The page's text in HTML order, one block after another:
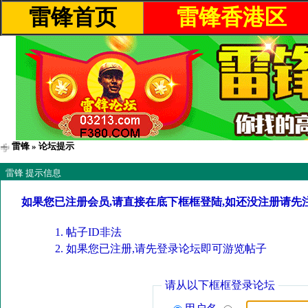
雷锋首页 雷锋香港区
雷锋 » 论坛提示
雷锋 提示信息
如果您已注册会员,请直接在底下框框登陆,如还没注册请先
帖子ID非法
如果您已注册,请先登录论坛即可游览帖子
请从以下框框登录论坛